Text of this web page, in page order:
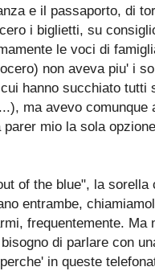
e il passaporto, di
i biglietti, su
le voci di
non aveva piu' i
hanno succhiato tutti
ma avevo
mio la sola
of the blue", la
entrambe,
frequentemente.
di parlare con
in queste